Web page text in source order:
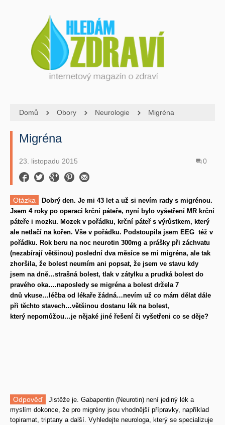
Domů Obory Neurologie Migréna
Migréna
23. listopadu 2015 0
Otázka
Dobrý den. Je mi 43 let a už si nevím rady s migrénou.
Jsem 4 roky po operaci krční páteře, nyní bylo vyšetření MR krční
páteře i mozku. Mozek v pořádku, krční páteř s výrůstkem, který
ale netlačí na kořen. Vše v pořádku. Podstoupila jsem EEG též v
pořádku. Rok beru na noc neurotin 300mg a prášky při záchvatu
(nezabírají většinou) poslední dva měsíce se mi migréna, ale tak
zhoršila, že bolest neumím ani popsat, že jsem ve stavu kdy
jsem na dně…strašná bolest, tlak v zátylku a prudká bolest do
pravého oka….naposledy se migréna a bolest držela 7
dnů vkuse…léčba od lékaře žádná…nevím už co mám dělat dále
při těchto stavech…většinou dostanu lék na bolest,
který nepomůžou…je nějaké jiné řešení či vyšetřeni co se děje?
Odpověď
Jistěže je. Gabapentin (Neurotin) není jediný lék a
myslím dokonce, že pro migrény jsou vhodnější přípravky, například
topiramat, triptany a další. Vyhledejte neurologa, který se specializuje